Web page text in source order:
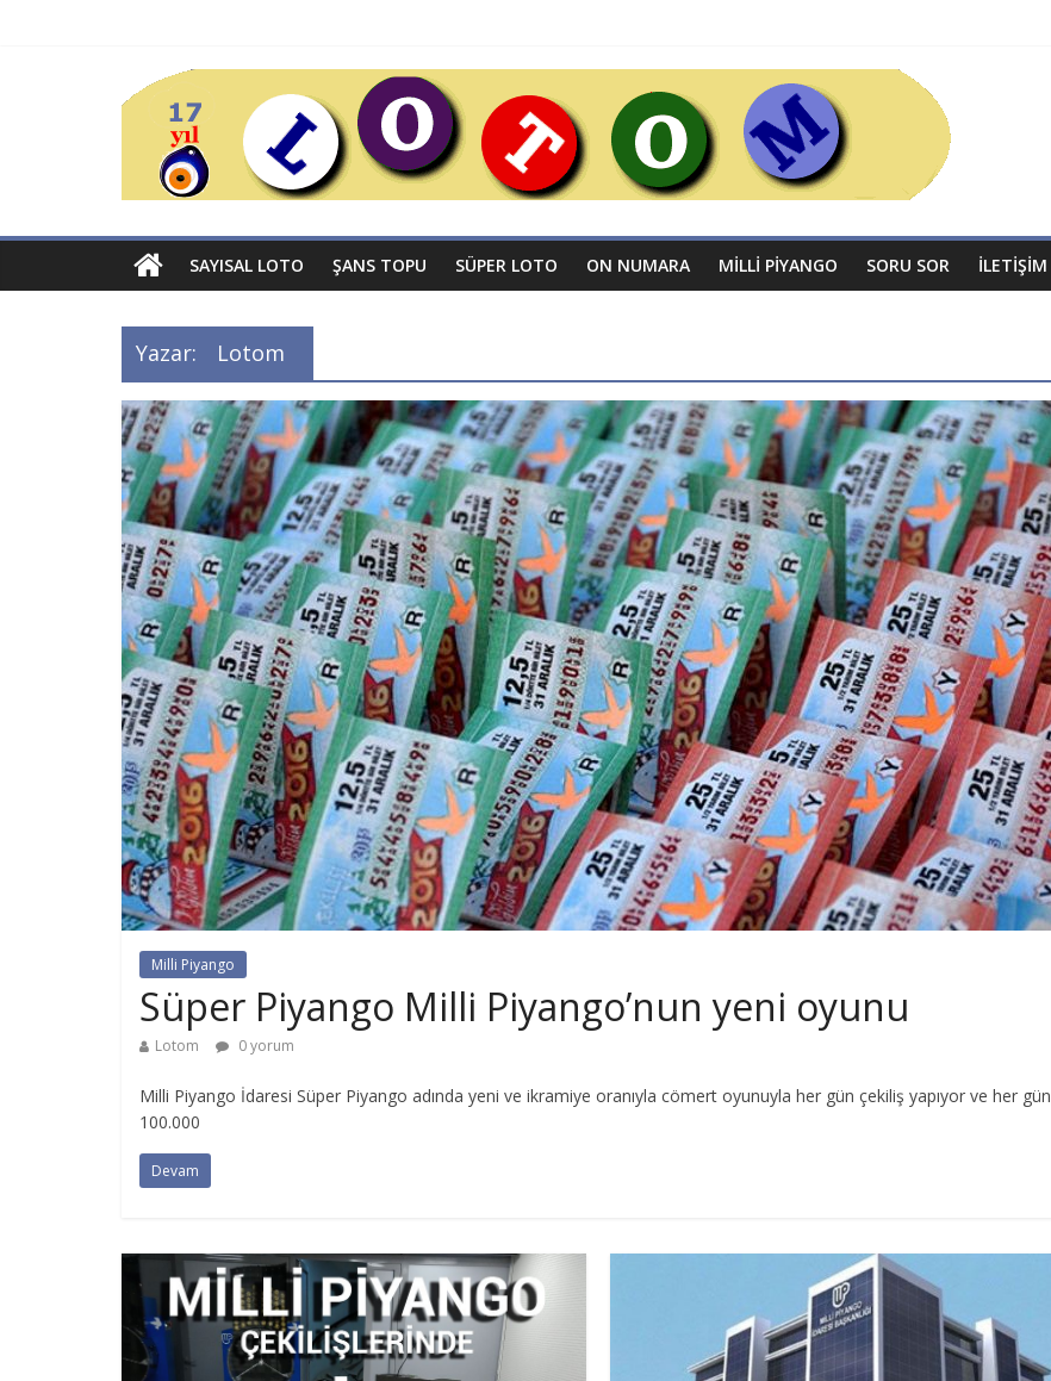
SAYISAL LOTO ŞANS TOPU SÜPER LOTO ON NUMARA MILLI PIYANGO SORU SOR İLETIŞIM
Yazar: Lotom
Milli Piyango
Süper Piyango Milli Piyango’nun yeni oyunu
Lotom 0 yorum
Milli Piyango İdaresi Süper Piyango adında yeni ve ikramiye oranıyla cömert oyunuyla her gün çekiliş yapıyor ve her gün
100.000
Devam